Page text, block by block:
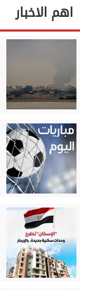
اهم الاخبار